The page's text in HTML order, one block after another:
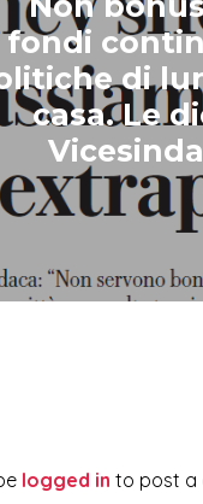
fondi
di
casa. Le
logged in to post a